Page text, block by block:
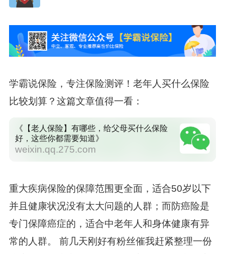
学霸说保险，专注保险测评！老年人买什么保险
比较划算？这篇文章值得一看：
《【老人保险】有哪些，给父母买什么保险
好，这些你都需要知道》
weixin.qq.275.com
重大疾病保险的保障范围更全面，适合50岁以下
并且健康状况没有太大问题的人群；而防癌险是
专门保障癌症的，适合中老年人和身体健康有异
常的人群。 前几天刚好有粉丝催我赶紧整理一份